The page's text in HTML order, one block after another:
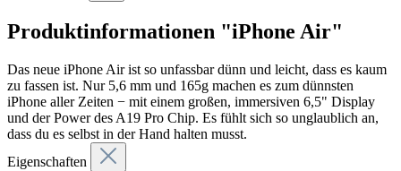
Produktinformationen "iPhone Air"
Das neue iPhone Air ist so unfassbar dünn und leicht, dass es kaum
zu fassen ist. Nur 5,6 mm und 165g machen es zum dünnsten
iPhone aller Zeiten − mit einem großen, im­mer­siven 6,5" Display
und der Power des A19 Pro Chip. Es fühlt sich so unglaub­lich an,
dass du es selbst in der Hand halten musst.
Eigenschaften